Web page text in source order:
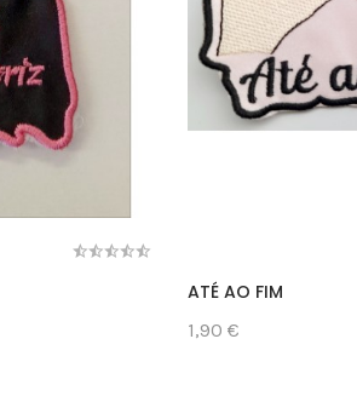
ATÉ AO FIM
1,90 €